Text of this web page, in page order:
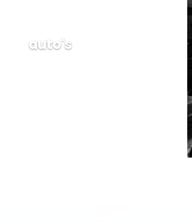
auto's